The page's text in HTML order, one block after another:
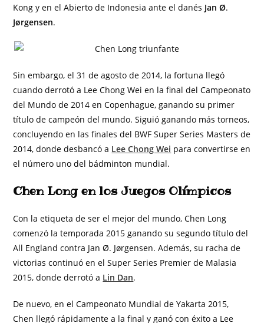
Kong y en el Abierto de Indonesia ante el danés Jan Ø.
Jørgensen.
Sin embargo, el 31 de agosto de 2014, la fortuna llegó
cuando derrotó a Lee Chong Wei en la final del Campeonato
del Mundo de 2014 en Copenhague, ganando su primer
título de campeón del mundo. Siguió ganando más torneos,
concluyendo en las finales del BWF Super Series Masters de
2014, donde desbancó a Lee Chong Wei para convertirse en
el número uno del bádminton mundial.
Chen Long en los Juegos Olímpicos
Con la etiqueta de ser el mejor del mundo, Chen Long
comenzó la temporada 2015 ganando su segundo título del
All England contra Jan Ø. Jørgensen. Además, su racha de
victorias continuó en el Super Series Premier de Malasia
2015, donde derrotó a Lin Dan.
De nuevo, en el Campeonato Mundial de Yakarta 2015,
Chen llegó rápidamente a la final y ganó con éxito a Lee